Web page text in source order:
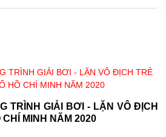
TRÌNH GIẢI BƠI - LẶN VÔ ĐỊCH
MINH NĂM 2020